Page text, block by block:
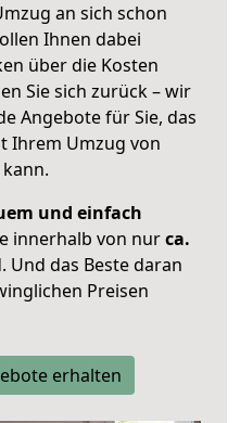
an sich schon
Ihnen dabei
über die Kosten
Sie sich zurück – wir
Angebote für Sie, das
Ihrem Umzug von
und einfach
innerhalb von nurca.
Und das Beste daran
Preisen
erhalten